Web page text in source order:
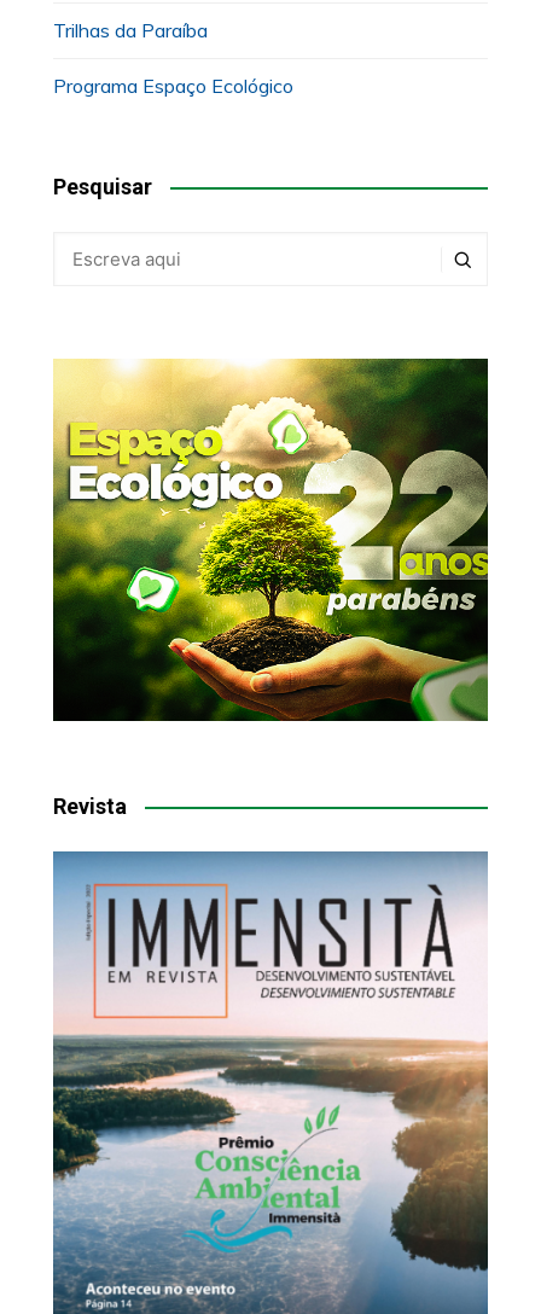
Trilhas da Paraíba
Programa Espaço Ecológico
Pesquisar
Revista